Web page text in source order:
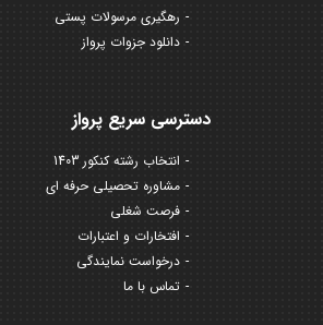
رهگیری مرسولات پستی
دانلود جزوات پرواز
دسترسی سریع پرواز
انتخاب رشته کنکور 1403
مشاوره تحصیلی حرفه ای
فرصت شغلی
افتخارات و اعتبارات
درخواست نمایندگی
تماس با ما